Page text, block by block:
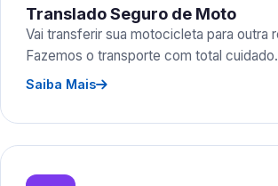
Translado Seguro de Moto
Vai transferir sua motocicleta para outra
Fazemos o transporte com total cuidado.
Saiba Mais